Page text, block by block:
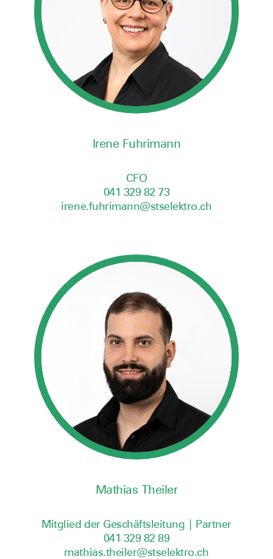
Irene Fuhrimann
CFO
041 329 82 73
irene.fuhrimann@stselektro.ch
Mathias Theiler
Mitglied der Geschäftsleitung | Partner
041 329 82 89
mathias.theiler@stselektro.ch